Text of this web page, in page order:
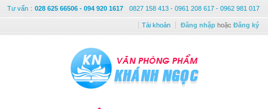
Tư vấn : 028 625 66506 - 094 920 1617 0827 158 413 - 0961 208 617 - 0962 981 017
Tài khoản Đăng nhập hoặc Đăng ký